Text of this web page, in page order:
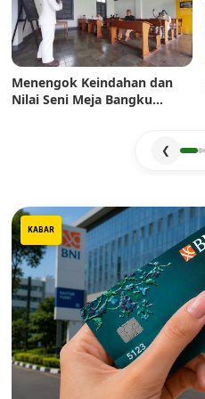
Menengok Keindahan dan
Nilai Seni Meja Bangku
❮
KABAR